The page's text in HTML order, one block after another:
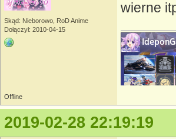
Skąd: Nieborowo, RoD Anime
Dołączył: 2010-04-15
wierne
Offline
2019-02-28 22:19:19